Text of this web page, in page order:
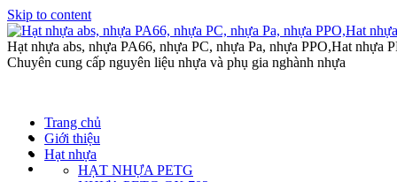
Skip to content
Hạt nhựa abs, nhựa PA66, nhựa PC, nhựa Pa, nhựa PPO,Hat nhựa
Chuyên cung cấp nguyên liệu nhựa và phụ gia nghành nhựa
Trang chủ
Giới thiệu
Hạt nhựa
HẠT NHỰA PETG